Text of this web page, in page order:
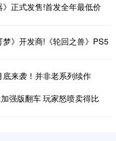
正式发售!首发全年最低价
》开发商!《轮回之兽》PS5
来袭！并非老系列续作
强版翻车 玩家怒喷卖得比